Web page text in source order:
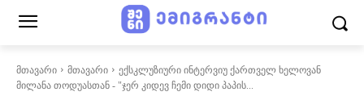
მთავარი მთავარი
ექსკლუზიური ინტერვიუ ქართველ ხელოვან
მილანა თოდუასთან - "ჯერ კიდევ ჩემი დიდი პაპის...